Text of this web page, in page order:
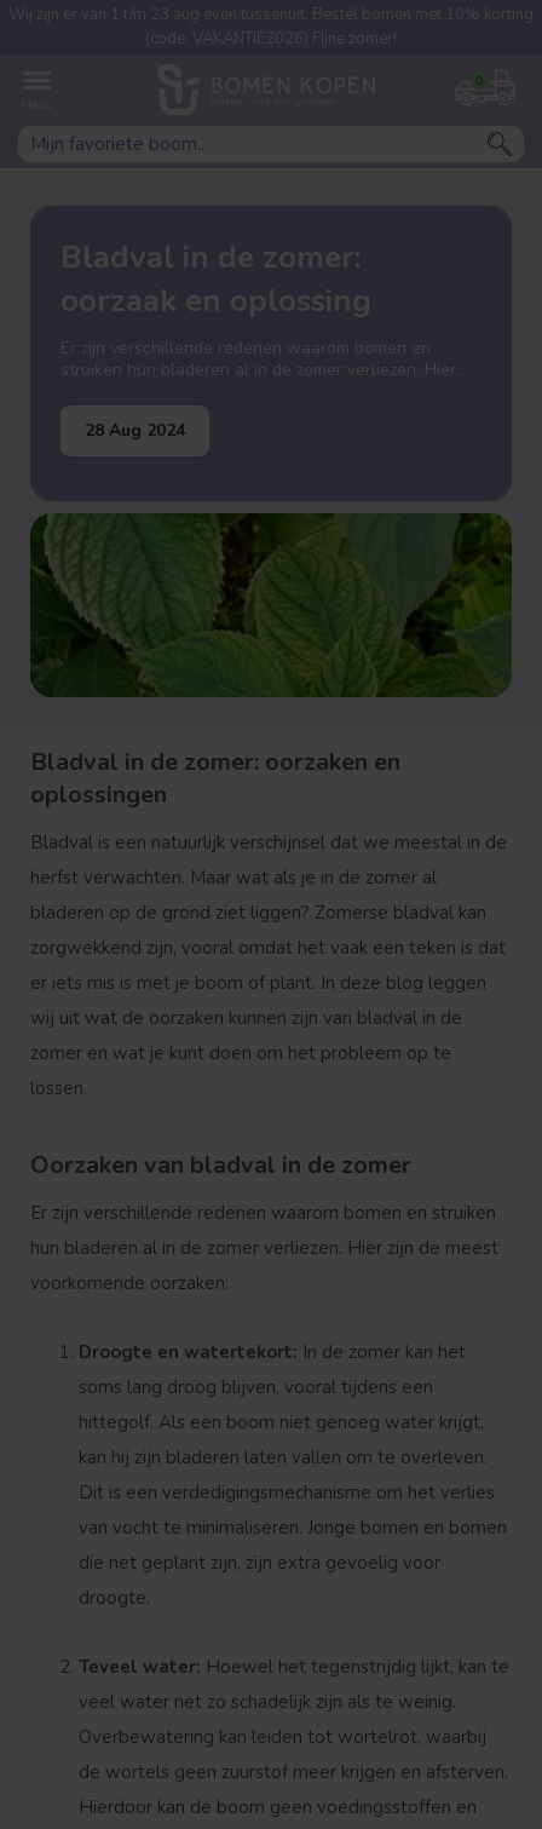
0
Wij zijn er van 1 t/m 23 aug even tussenuit. Bestel bomen met 10% korting
(code: VAKANTIE2026) FIjne zomer!
Bladval in de zomer:
oorzaak en oplossing
Er zijn verschillende redenen waarom bomen en
struiken hun bladeren al in de zomer verliezen. Hier
28 Aug 2024
Bladval in de zomer: oorzaken en
oplossingen
Bladval is een natuurlijk verschijnsel dat we meestal in de
herfst verwachten. Maar wat als je in de zomer al
bladeren op de grond ziet liggen? Zomerse bladval kan
zorgwekkend zijn, vooral omdat het vaak een teken is dat
er iets mis is met je boom of plant. In deze blog leggen
wij uit wat de oorzaken kunnen zijn van bladval in de
zomer en wat je kunt doen om het probleem op te
lossen.
Oorzaken van bladval in de zomer
Er zijn verschillende redenen waarom bomen en struiken
hun bladeren al in de zomer verliezen. Hier zijn de meest
voorkomende oorzaken:
Droogte en watertekort: In de zomer kan het
soms lang droog blijven, vooral tijdens een
hittegolf. Als een boom niet genoeg water krijgt,
kan hij zijn bladeren laten vallen om te overleven.
Dit is een verdedigingsmechanisme om het verlies
van vocht te minimaliseren. Jonge bomen en bomen
die net geplant zijn, zijn extra gevoelig voor
droogte.
Teveel water: Hoewel het tegenstrijdig lijkt, kan te
veel water net zo schadelijk zijn als te weinig.
Overbewatering kan leiden tot wortelrot, waarbij
de wortels geen zuurstof meer krijgen en afsterven.
Hierdoor kan de boom geen voedingsstoffen en